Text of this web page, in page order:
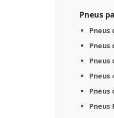
Pneus
Pneus
Pneus
Pneus
Pneus
Pneus
Pneus